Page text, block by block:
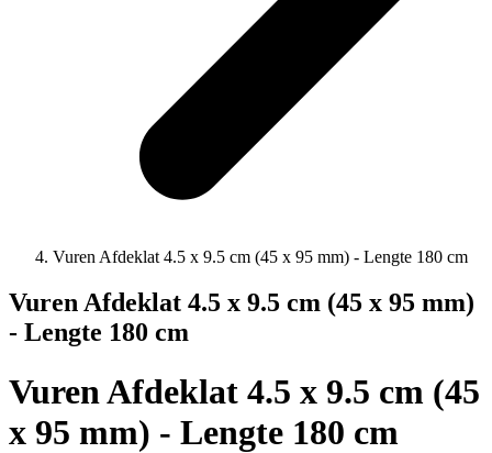
Vuren Afdeklat 4.5 x 9.5 cm (45 x 95 mm) - Lengte 180 cm
Vuren Afdeklat 4.5 x 9.5 cm (45 x 95 mm)
- Lengte 180 cm
Vuren Afdeklat 4.5 x 9.5 cm (45
x 95 mm) - Lengte 180 cm